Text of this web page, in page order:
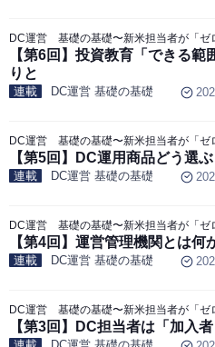
DC運営 基礎の基礎〜新米担当者が「ゼ
【第6回】投資教育「できる範
りと
連載 DC運営 基礎の基礎
DC運営 基礎の基礎〜新米担当者が「ゼ
【第5回】DC運用商品どう選ぶ
連載 DC運営 基礎の基礎
DC運営 基礎の基礎〜新米担当者が「ゼ
【第4回】運営管理機関とは何
連載 DC運営 基礎の基礎
DC運営 基礎の基礎〜新米担当者が「ゼ
【第3回】DC担当者は「加入